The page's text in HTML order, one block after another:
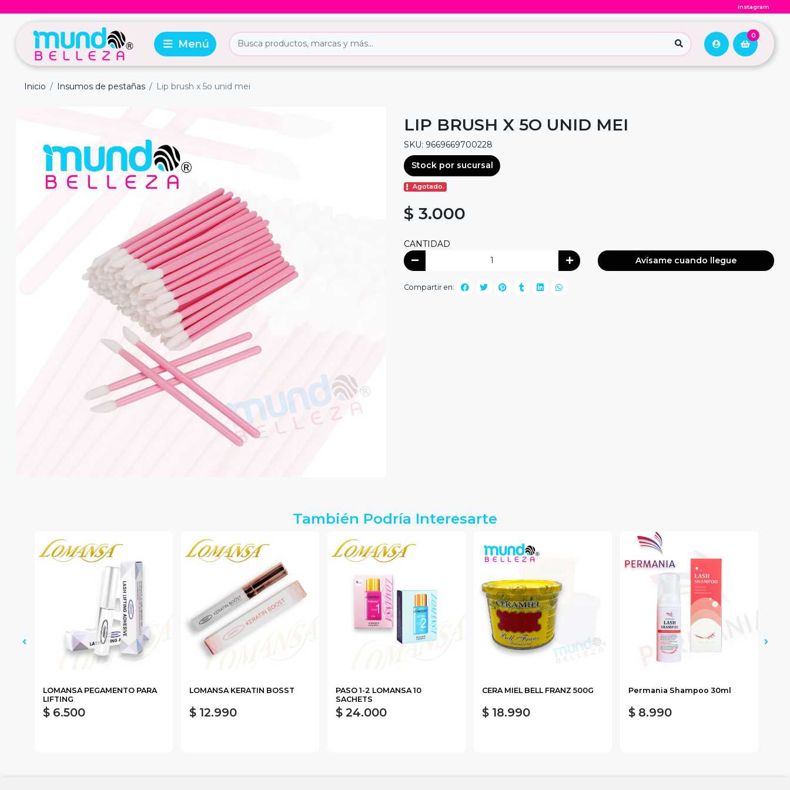
Instagram
0
Inicio Insumos de pestañas Lip brush x 5o unid mei
LIP BRUSH X 5O UNID MEI
SKU: 9669669700228
Stock por sucursal
Agotado.
$ 3.000
CANTIDAD
Avísame cuando llegue
Compartir en:
También Podría Interesarte
LOMANSA PEGAMENTO PARA
LIFTING
$ 6.500
LOMANSA KERATIN BOSST
$ 12.990
PASO 1-2 LOMANSA 10
SACHETS
$ 24.000
CERA MIEL BELL FRANZ 500G
$ 18.990
Permania Shampoo 30ml
$ 8.990